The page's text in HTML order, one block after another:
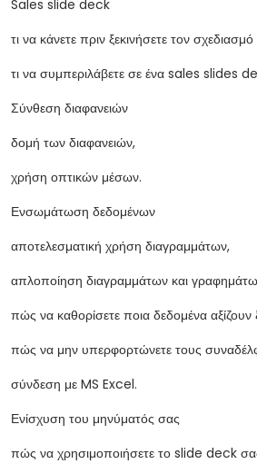
Sales slide deck
τι να κάνετε πριν ξεκινήσετε τον
τι να συμπεριλάβετε σε ένα sales slides
Σύνθεση διαφανειών
δομή των διαφανειών,
χρήση οπτικών μέσων.
Ενσωμάτωση δεδομένων
αποτελεσματική χρήση διαγραμμάτων,
απλοποίηση διαγραμμάτων και
πώς να καθορίσετε ποια δεδομένα αξίζουν
πώς να μην υπερφορτώνετε τους
σύνδεση με MS Excel.
Ενίσχυση του μηνύματός σας
πώς να χρησιμοποιήσετε το slide deck